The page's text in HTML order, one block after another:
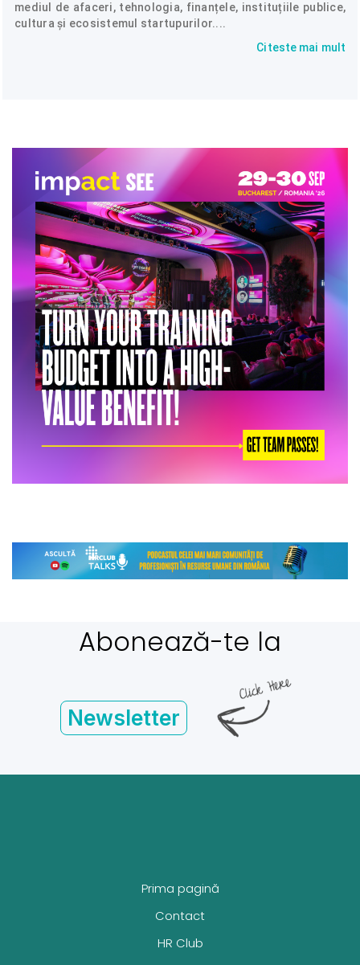
mediul de afaceri, tehnologia, finanțele, instituțiile publice,
cultura și ecosistemul startupurilor....
Citeste mai mult
Abonează-te la
Newsletter
Prima pagină
Contact
HR Club